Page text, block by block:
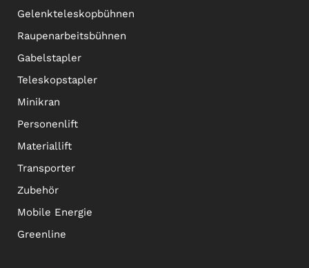
Gelenkteleskopbühnen
Raupenarbeitsbühnen
Gabelstapler
Teleskopstapler
Minikran
Personenlift
Materiallift
Transporter
Zubehör
Mobile Energie
Greenline